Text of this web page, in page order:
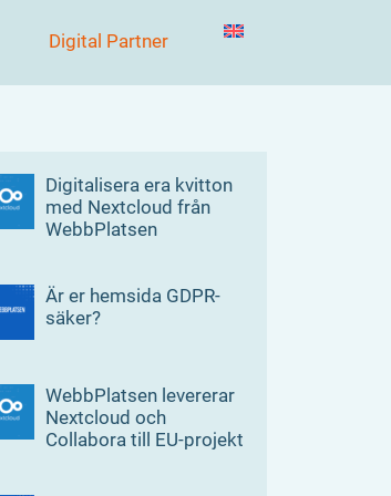
Digital Partner
Digitalisera era kvitton
med Nextcloud från
WebbPlatsen
Är er hemsida GDPR-
säker?
WebbPlatsen levererar
Nextcloud och
Collabora till EU-projekt